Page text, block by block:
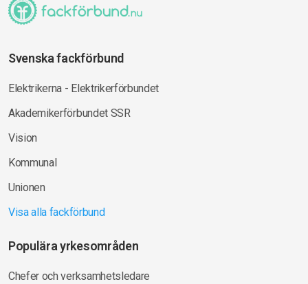
Svenska fackförbund
Elektrikerna - Elektrikerförbundet
Akademikerförbundet SSR
Vision
Kommunal
Unionen
Visa alla fackförbund
Populära yrkesområden
Chefer och verksamhetsledare